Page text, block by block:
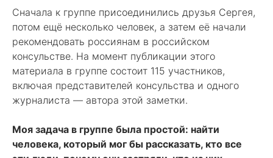
Сначала к группе присоединились друзья Сергея,
потом ещё несколько человек, а затем её начали
рекомендовать россиянам в российском
консульстве. На момент публикации этого
материала в группе состоит 115 участников,
включая представителей консульства и одного
журналиста — автора этой заметки.
Моя задача в группе была простой: найти
человека, который мог бы рассказать, кто все